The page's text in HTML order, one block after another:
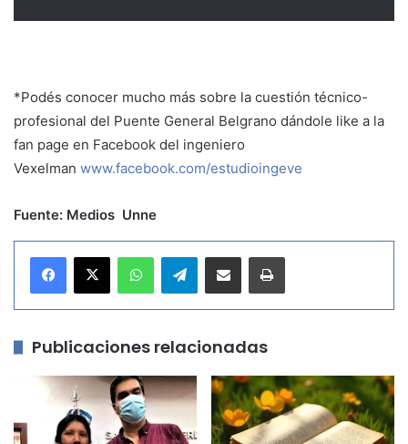
*Podés conocer mucho más sobre la cuestión técnico-
profesional del Puente General Belgrano dándole like a la
fan page en Facebook del ingeniero
Vexelman www.facebook.com/estudioingeve
Fuente: Medios Unne
Telegram
Publicaciones relacionadas